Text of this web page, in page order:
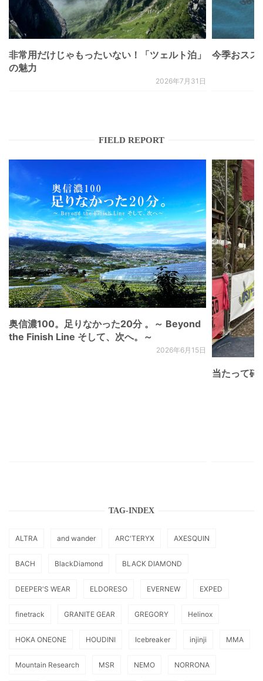
非常用だけじゃもったいない！「ツェルト泊」
の魅力
2026年7月31日
今季おスス
FIELD REPORT
奥信濃100。足りなかった20分 。～ Beyond
the Finish Line そして、次へ。～
2026年6月15日
当たって砕
TAG-INDEX
ALTRA and wander ARC'TERYX AXESQUIN
BACH BlackDiamond BLACK DIAMOND
DEEPER'S WEAR ELDORESO EVERNEW EXPED
finetrack GRANITE GEAR GREGORY Helinox
HOKA ONEONE HOUDINI Icebreaker injinji MMA
Mountain Research MSR NEMO NORRONA